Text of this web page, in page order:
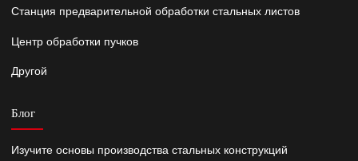
Станция предварительной обработки стальных листов
Центр обработки пучков
Другой
Блог
Изучите основы производства стальных конструкций